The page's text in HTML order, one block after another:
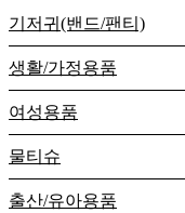
기저귀(밴드/팬티)
생활/가정용품
여성용품
물티슈
출산/유아용품